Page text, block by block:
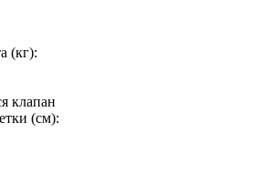
(кг):
клапан
(см):